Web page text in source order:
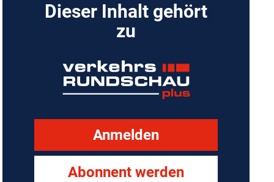
Dieser Inhalt gehört
zu
Anmelden
Abonnent werden